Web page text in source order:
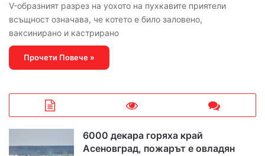
V-образният разрез на уохото на пухкавите приятели
всъщност означава, че котето е било заловено,
ваксинирано и кастрирано
Прочети Повече »
6000 декара горяха край
Асеновград, пожарът е овладян